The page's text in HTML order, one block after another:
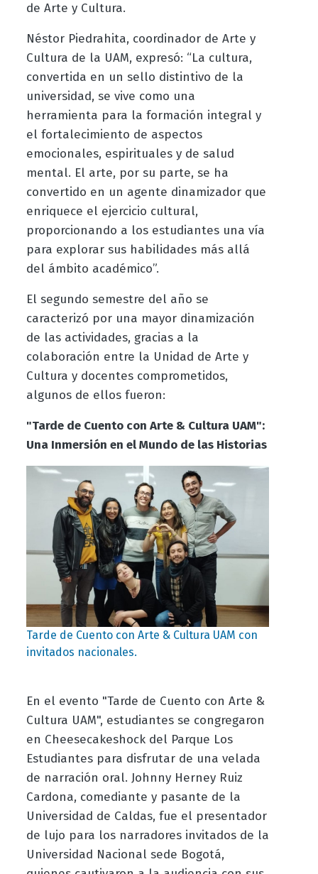
de Arte y Cultura.
Néstor Piedrahita, coordinador de Arte y
Cultura de la UAM, expresó: “La cultura,
convertida en un sello distintivo de la
universidad, se vive como una
herramienta para la formación integral y
el fortalecimiento de aspectos
emocionales, espirituales y de salud
mental. El arte, por su parte, se ha
convertido en un agente dinamizador que
enriquece el ejercicio cultural,
proporcionando a los estudiantes una vía
para explorar sus habilidades más allá
del ámbito académico”.
El segundo semestre del año se
caracterizó por una mayor dinamización
de las actividades, gracias a la
colaboración entre la Unidad de Arte y
Cultura y docentes comprometidos,
algunos de ellos fueron:
"Tarde de Cuento con Arte & Cultura UAM":
Una Inmersión en el Mundo de las Historias
Tarde de Cuento con Arte & Cultura UAM con
invitados nacionales.
En el evento "Tarde de Cuento con Arte &
Cultura UAM", estudiantes se congregaron
en Cheesecakeshock del Parque Los
Estudiantes para disfrutar de una velada
de narración oral. Johnny Herney Ruiz
Cardona, comediante y pasante de la
Universidad de Caldas, fue el presentador
de lujo para los narradores invitados de la
Universidad Nacional sede Bogotá,